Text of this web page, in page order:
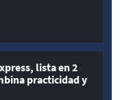
lista en 2
practicidad y